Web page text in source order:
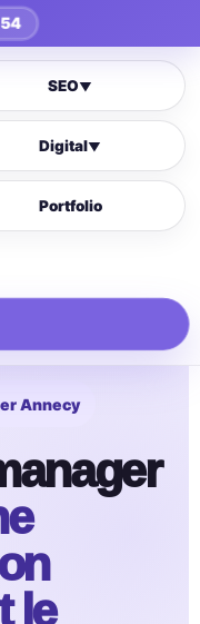
SEO▼
Digital▼
Portfolio
Annecy
le